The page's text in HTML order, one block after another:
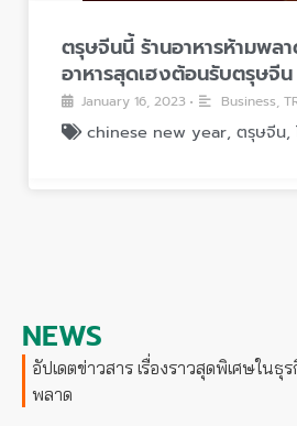
ตรุษจีนนี้ ร้านอาหารห้ามพล
อาหารสุดเฮงต้อนรับตรุษจีน
January 16, 2023 • Business
chinese new year, ตรุษจีน,
NEWS
อัปเดตข่าวสาร เรื่องราวสุดพิเศษใน
พลาด